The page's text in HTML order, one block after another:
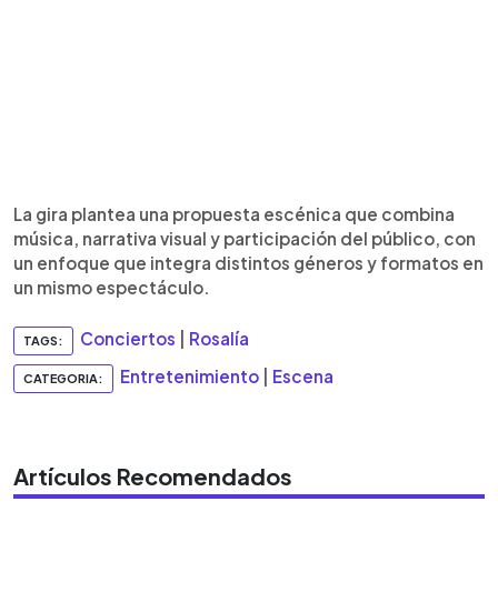
La gira plantea una propuesta escénica que combina
música, narrativa visual y participación del público, con
un enfoque que integra distintos géneros y formatos en
un mismo espectáculo.
TAGS: Conciertos Rosalía
CATEGORIA: Entretenimiento Escena
Artículos Recomendados